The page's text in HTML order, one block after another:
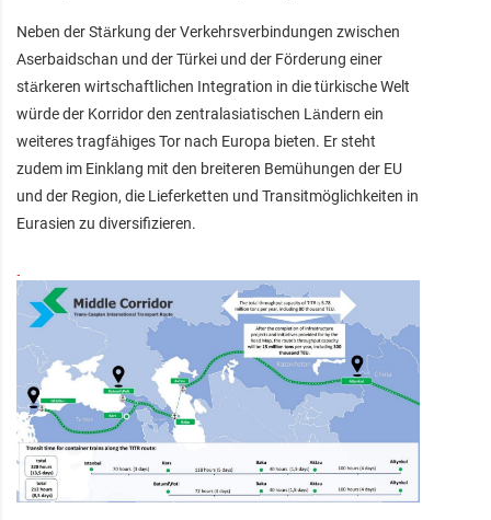
Neben der Stärkung der Verkehrsverbindungen zwischen
Aserbaidschan und der Türkei und der Förderung einer
stärkeren wirtschaftlichen Integration in die türkische Welt
würde der Korridor den zentralasiatischen Ländern ein
weiteres tragfähiges Tor nach Europa bieten. Er steht
zudem im Einklang mit den breiteren Bemühungen der EU
und der Region, die Lieferketten und Transitmöglichkeiten in
Eurasien zu diversifizieren.